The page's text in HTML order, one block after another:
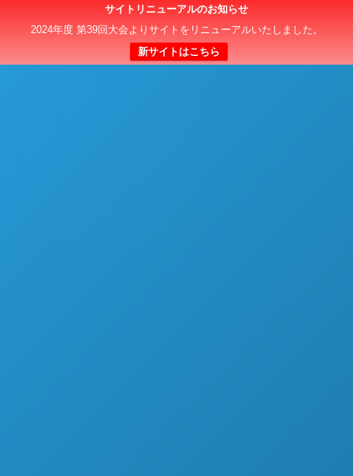
サイトリニューアルのお知らせ
2024年度 第39回大会よりサイトをリニューアルいたしました。
新サイトはこちら
日本クラブユースサッカー選手権（U-15）大会